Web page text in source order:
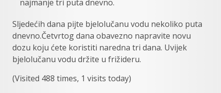
najmanje tri puta dnevno.
Sljedećih dana pijte bjelolučanu vodu nekoliko puta
dnevno.Četvrtog dana obavezno napravite novu
dozu koju ćete koristiti naredna tri dana. Uvijek
bjelolučanu vodu držite u frižideru.
(Visited 488 times, 1 visits today)